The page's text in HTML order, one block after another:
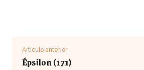
Artículo anterior
Épsilon (171)